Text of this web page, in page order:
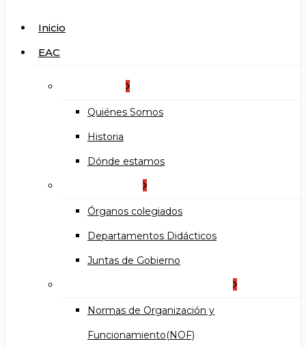
search
Menu
Inicio
EAC
Quiénes Somos
Historia
Dónde estamos
Órganos colegiados
Departamentos Didácticos
Juntas de Gobierno
Normas de Organización y
Funcionamiento(NOF)